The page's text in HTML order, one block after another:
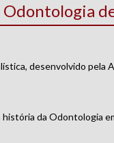
desenvolvido pela
da Odontologia